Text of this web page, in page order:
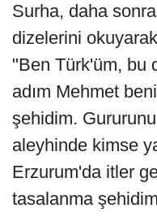
Surha, daha
dizelerini
"Ben Türk'üm, bu
adım Mehmet
şehidim.
aleyhinde kimse
Erzurum'da itler
tasalanma